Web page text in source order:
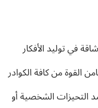
في توليد الأفكار
القوة من كافة الكوادر
التحيزات الشخصية أو